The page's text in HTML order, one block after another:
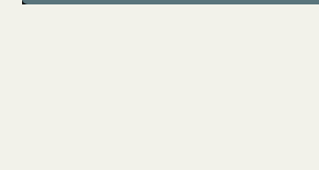
00007-